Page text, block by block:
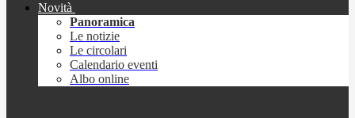
Novità
Panoramica
Le notizie
Le circolari
Calendario eventi
Albo online